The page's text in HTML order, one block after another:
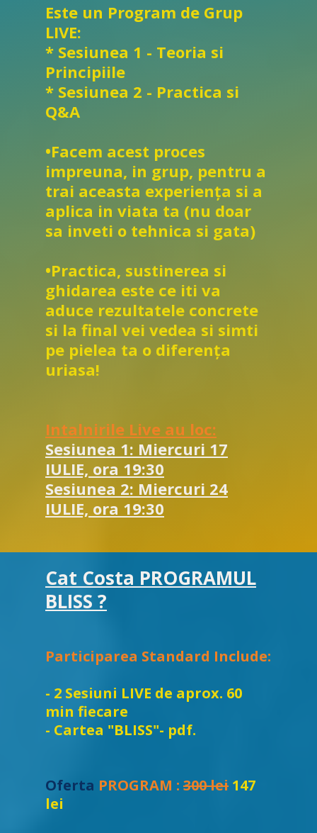
Este un Program de Grup
LIVE:
* Sesiunea 1 - Teoria si
Principiile
* Sesiunea 2 - Practica si
Q&A
•Facem acest proces
impreuna, in grup, pentru a
trai aceasta experiența si a
aplica in viata ta (nu doar
sa inveti o tehnica si gata)
•Practica, sustinerea si
ghidarea este ce iti va
aduce rezultatele concrete
si la final vei vedea si simti
pe pielea ta o diferența
uriasa!
Intalnirile Live au loc:
Sesiunea 1: Miercuri 17
IULIE, ora 19:30
Sesiunea 2: Miercuri 24
IULIE, ora 19:30
Participarea Standard Include:
- 2 Sesiuni LIVE de aprox. 60
min fiecare
- Cartea "BLISS"- pdf.
Oferta PROGRAM : 300 lei 147
lei
Cat Costa PROGRAMUL
BLISS ?